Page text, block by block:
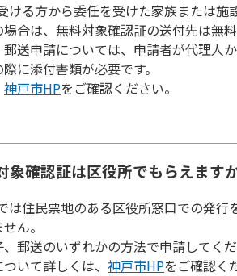
ける方から委任を受けた家族または
合は、無料対象確認証の送付先は無
郵送申請については、申請者が代理人
に添付書類が必要です。
神戸市HPをご確認ください。
象確認証は区役所でもらえます
は住民票地のある区役所窓口での発
ん。
、郵送のいずれかの方法で申請してく
いて詳しくは、 神戸市HPをご確認く